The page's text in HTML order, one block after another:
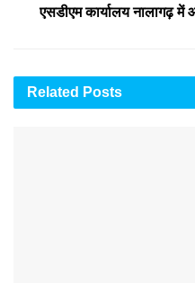
एसडीएम कार्यालय नालागढ़
Related Posts